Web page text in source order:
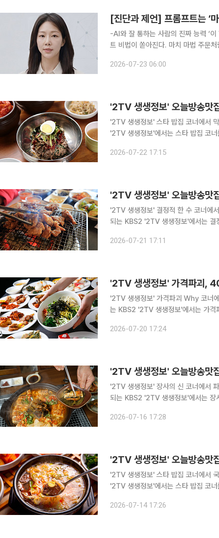
[진단과 제언] 프롬프트는 ‘
-AI와 잘 통하는 사람의 진짜 능력 ‘이 한 줄이면 완벽한 결과가 나옵니다.’ 인터넷에는 이런 프롬프
트 비법이 쏟아진다. 마치 마법 주문
사람과 그렇지 못한 사람의 차이는 비
2026-07-23 06:00
'2TV 생생정보' 오늘방송
'2TV 생생정보' 스타 밥집 코너에서 막국수
'2TV 생생정보'에서는 스타 밥집 코
자는 포털 사이트 리뷰를 통해 "가평
2026-07-22 17:15
'2TV 생생정보' 결정적 한 수 코너에서
되는 KBS2 '2TV 생생정보'에서는
2026-07-21 17:11
'2TV 생생정보' 가격파괴 Why 코너에
는 KBS2 '2TV 생생정보'에서는 가
다. 한 방문자는 포털 사이트 리뷰를
2026-07-20 17:24
'2TV 생생정보' 장사의 신 코너에서 파
되는 KBS2 '2TV 생생정보'에서는
2026-07-16 17:28
'2TV 생생정보' 오늘방송
'2TV 생생정보' 스타 밥집 코너에서 국밥 맛
'2TV 생생정보'에서는 스타 밥집
다. 한 방문자는 포털 사이트 리뷰를
2026-07-14 17:26